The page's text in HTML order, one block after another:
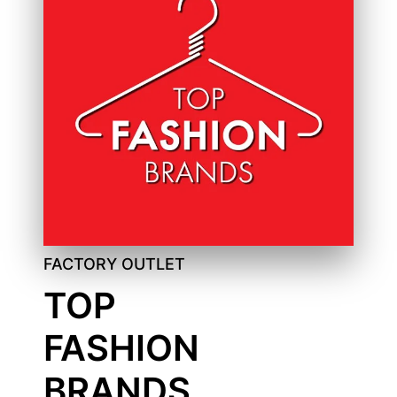
FACTORY OUTLET
TOP
FASHION